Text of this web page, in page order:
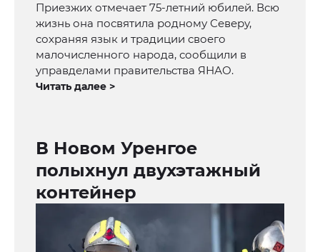
Приезжих отмечает 75-летний юбилей. Всю
жизнь она посвятила родному Северу,
сохраняя язык и традиции своего
малочисленного народа, сообщили в
управделами правительства ЯНАО.
Читать далее >
В Новом Уренгое
полыхнул двухэтажный
контейнер